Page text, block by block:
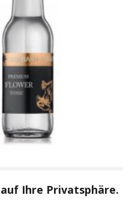
Ihre Privatsphäre.
Flower Tonic